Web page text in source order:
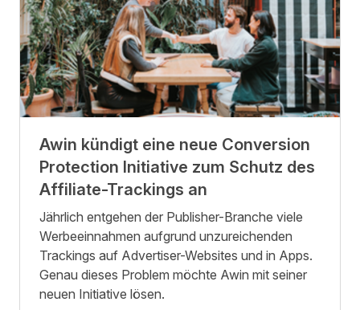
Awin kündigt eine neue Conversion
Protection Initiative zum Schutz des
Affiliate-Trackings an
Jährlich entgehen der Publisher-Branche viele
Werbeeinnahmen aufgrund unzureichenden
Trackings auf Advertiser-Websites und in Apps.
Genau dieses Problem möchte Awin mit seiner
neuen Initiative lösen.